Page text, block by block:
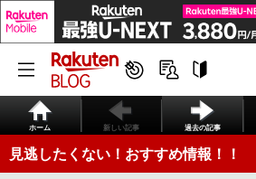
ホーム 新しい記事 過去の記事
見逃したくない！おすすめ情報！！